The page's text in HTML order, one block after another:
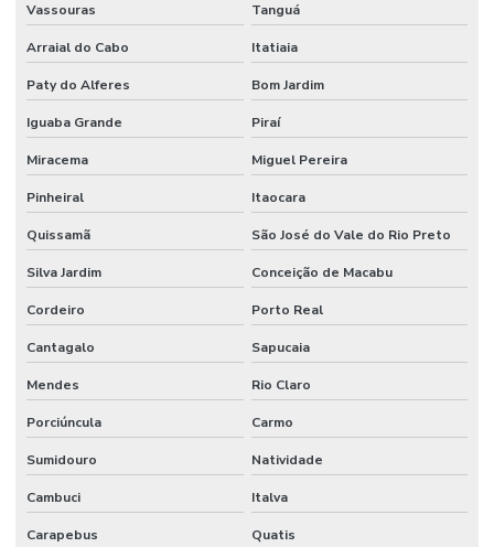
Vassouras Tanguá
Arraial do Cabo Itatiaia
Paty do Alferes Bom Jardim
Iguaba Grande Piraí
Miracema Miguel Pereira
Pinheiral Itaocara
Quissamã São José do Vale do Rio Preto
Silva Jardim Conceição de Macabu
Cordeiro Porto Real
Cantagalo Sapucaia
Mendes Rio Claro
Porciúncula Carmo
Sumidouro Natividade
Cambuci Italva
Carapebus Quatis